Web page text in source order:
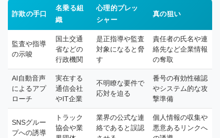
詐欺の手口
名乗る組
織
心理的プレッ
シャー
真の狙い
監査や指導
の示唆
国土交通
省などの
行政機関
是正指導や監査
対象になると脅
す
責任者の氏名や連
絡先など企業情報
の奪取
AI自動音声
によるアプ
ローチ
実在する
通信会社
やIT企業
不明瞭な要件で
応対を迫る
番号の有効性確認
やシステム的な攻
撃準備
SNSグルー
プへの誘導
トラック
協会や業
業界の公式な連
絡であると誤認
個人情報の収集や
悪意あるリンクへ